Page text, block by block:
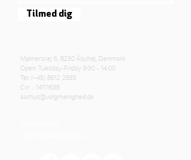
Tilmed dig
Mjølnersvej 6, 8230 Åbyhøj, Denmark
Open: Tuesday-Friday 9:30 - 14:00
Tel: (+45) 8612 2835
Cvr .: 14111638
aarhus@valgmenighed.dk